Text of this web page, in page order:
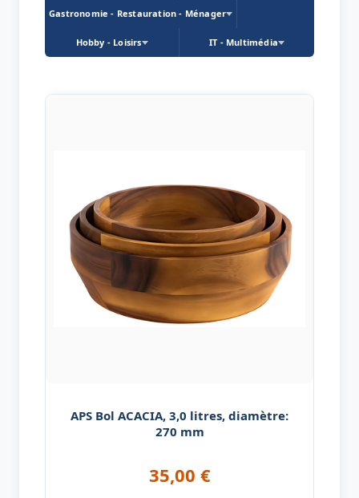
Gastronomie - Restauration - Ménager
Hobby - Loisirs IT - Multimédia
APS Bol ACACIA, 3,0 litres, diamètre:
270 mm
35,00 €